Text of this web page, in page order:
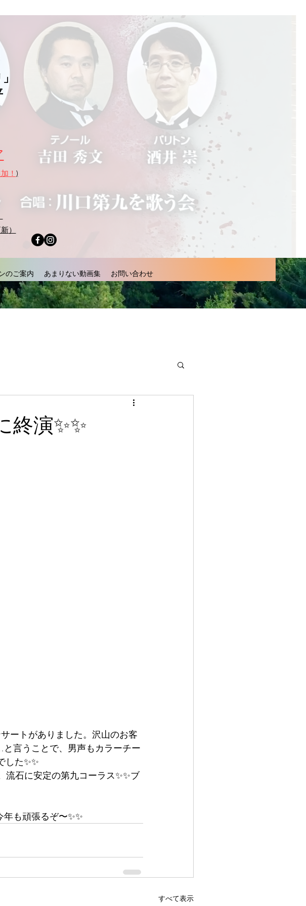
！ )
）
のご案内 あまりない動画集 お問い合わせ
終演✨✨
ートがありました。沢山のお客
言うことで、男声もカラーチー
た✨✨
石に安定の第九コーラス✨✨ブ
も頑張るぞ〜✨✨
すべて表示